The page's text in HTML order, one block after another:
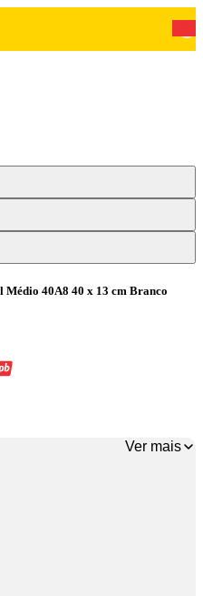
Médio 40A8 40 x 13 cm Branco
Ver mais